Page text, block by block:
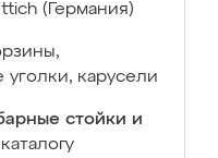
(Германия)
карусели
стойки и